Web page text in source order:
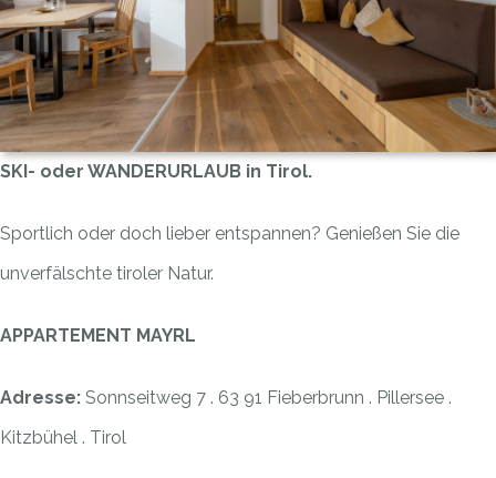
SKI- oder WANDERURLAUB in Tirol.
Sportlich oder doch lieber entspannen? Genießen Sie die
unverfälschte tiroler Natur.
APPARTEMENT MAYRL
Adresse: Sonnseitweg 7 . 63 91 Fieberbrunn . Pillersee .
Kitzbühel . Tirol